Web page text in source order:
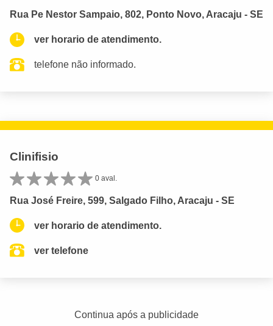
Rua Pe Nestor Sampaio, 802, Ponto Novo, Aracaju - SE
ver horario de atendimento.
telefone não informado.
Clinifisio
0 aval.
Rua José Freire, 599, Salgado Filho, Aracaju - SE
ver horario de atendimento.
ver telefone
Continua após a publicidade